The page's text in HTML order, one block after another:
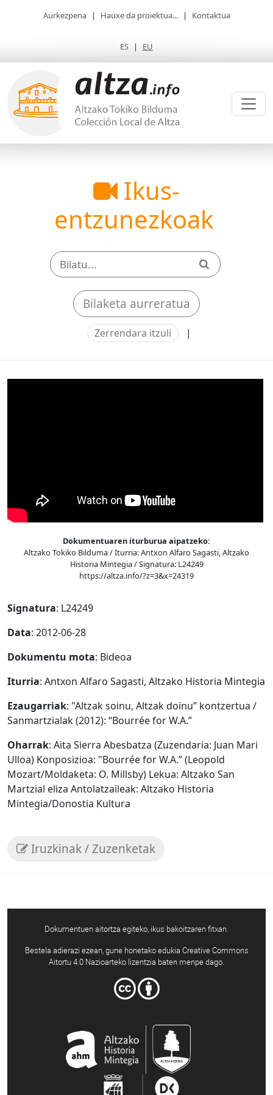
Aurkezpena | Hauxe da proiektua... | Kontaktua
ES | EU
Ikus-
entzunezkoak
Bilaketa aurreratua
Zerrendara itzuli |
Dokumentuaren iturburua aipatzeko:
Altzako Tokiko Bilduma / Iturria: Antxon Alfaro Sagasti, Altzako
Historia Mintegia / Signatura: L24249
https://altza.info/?z=3&x=24319
Signatura: L24249
Data: 2012-06-28
Dokumentu mota: Bideoa
Iturria: Antxon Alfaro Sagasti, Altzako Historia Mintegia
Ezaugarriak: "Altzak soinu, Altzak doinu” kontzertua /
Sanmartzialak (2012): “Bourrée for W.A.”
Oharrak: Aita Sierra Abesbatza (Zuzendaria: Juan Mari
Ulloa) Konposizioa: "Bourrée for W.A.” (Leopold
Mozart/Moldaketa: O. Millsby) Lekua: Altzako San
Martzial eliza Antolatzaileak: Altzako Historia
Mintegia/Donostia Kultura
Iruzkinak / Zuzenketak
Dokumentuen aitortza egiteko, ikus bakoitzaren fitxan.
Bestela adierazi ezean, gune honetako edukia Creative Commons
Aitortu 4.0 Nazioarteko lizentzia baten menpe dago.